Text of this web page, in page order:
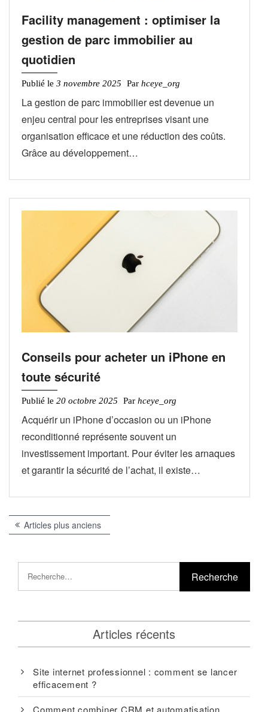
Facility management : optimiser la
gestion de parc immobilier au
quotidien
Publié le 3 novembre 2025 Par hceye_org
La gestion de parc immobilier est devenue un
enjeu central pour les entreprises visant une
organisation efficace et une réduction des coûts.
Grâce au développement…
Conseils pour acheter un iPhone en
toute sécurité
Publié le 20 octobre 2025 Par hceye_org
Acquérir un iPhone d’occasion ou un iPhone
reconditionné représente souvent un
investissement important. Pour éviter les arnaques
et garantir la sécurité de l’achat, il existe…
Navigation
articles
Articles plus anciens
Articles récents
Site internet professionnel : comment se lancer
efficacement ?
Comment combiner CRM et automatisation